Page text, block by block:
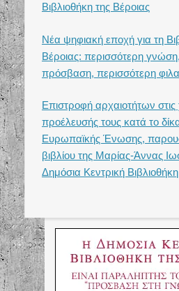
Βιβλιοθήκη της Βέροιας
Νέα ψηφιακή εποχή για τη
Βέροιας: περισσότερη
πρόσβαση, περισσότερη
Επιστροφή αρχαιοτήτων
προέλευσής τους κατά το
Ευρωπαϊκής Ένωσης,
βιβλίου της Μαρίας-Άννας
Δημόσια Κεντρική